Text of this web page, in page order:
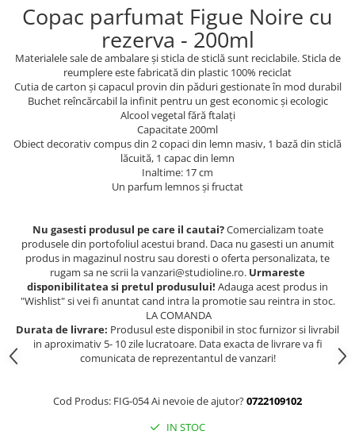
Copac parfumat Figue Noire cu
rezerva - 200ml
Materialele sale de ambalare și sticla de sticlă sunt reciclabile. Sticla de
reumplere este fabricată din plastic 100% reciclat
Cutia de carton și capacul provin din păduri gestionate în mod durabil
Buchet reîncărcabil la infinit pentru un gest economic și ecologic
Alcool vegetal fără ftalați
Capacitate 200ml
Obiect decorativ compus din 2 copaci din lemn masiv, 1 bază din sticlă
lăcuită, 1 capac din lemn
Inaltime: 17 cm
Un parfum lemnos și fructat
Nu gasesti produsul pe care il cautai?Comercializam toate
produsele din portofoliul acestui brand. Daca nu gasesti un anumit
produs in magazinul nostru sau doresti o oferta personalizata, te
rugam sa ne scrii la vanzari@studioline.ro. Urmareste
disponibilitatea si pretul produsului! Adauga acest produs in
"Wishlist" si vei fi anuntat cand intra la promotie sau reintra in stoc.
LA COMANDA
Durata de livrare: Produsul este disponibil in stoc furnizor si livrabil
in aproximativ 5- 10 zile lucratoare. Data exacta de livrare va fi
comunicata de reprezentantul de vanzari!
Cod Produs: FIG-054 Ai nevoie de ajutor?0722109102
IN STOC